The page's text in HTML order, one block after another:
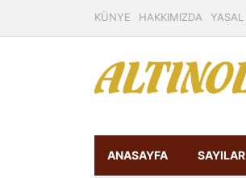
KÜNYE HAKKIMIZDA YASAL
ANASAYFA SAYILAR